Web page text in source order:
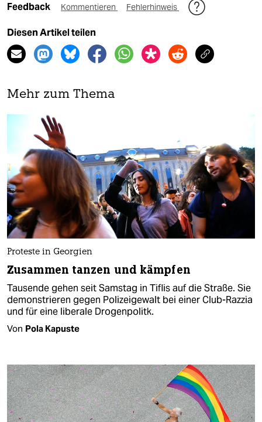
Feedback Kommentieren Fehlerhinweis
Diesen Artikel teilen
Mehr zum Thema
Proteste in Georgien
Zusammen tanzen und kämpfen
Tausende gehen seit Samstag in Tiflis auf die Straße. Sie
demonstrieren gegen Polizeigewalt bei einer Club-Razzia
und für eine liberale Drogenpolitk.
Von Pola Kapuste